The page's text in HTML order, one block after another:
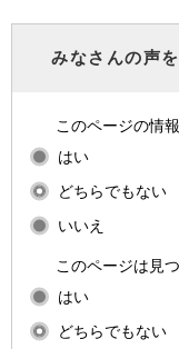
みなさんの声
このページの情
はい
どちらでもない
いいえ
このページは見
はい
どちらでもない